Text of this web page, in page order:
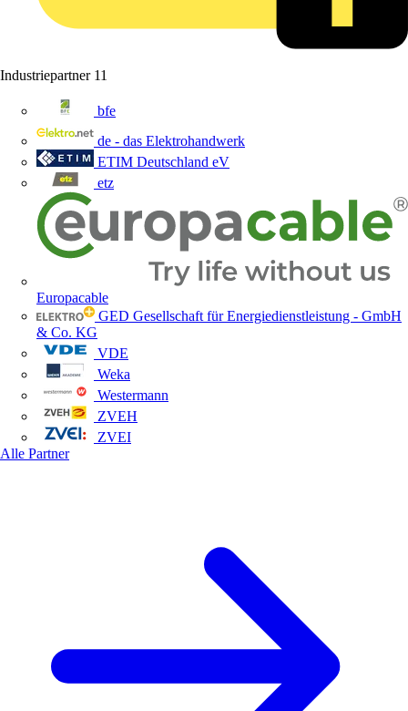
Industriepartner 11
bfe
de - das Elektrohandwerk
ETIM Deutschland eV
etz
Europacable
GED Gesellschaft für Energiedienstleistung - GmbH
& Co. KG
VDE
Weka
Westermann
ZVEH
ZVEI
Alle Partner